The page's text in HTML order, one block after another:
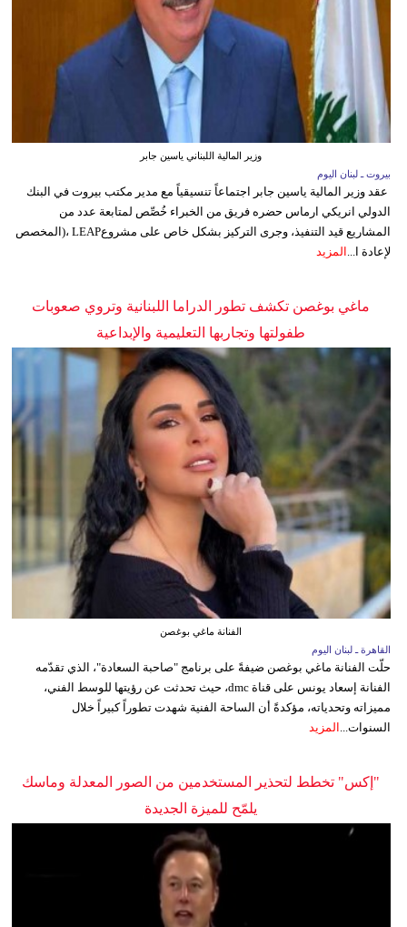
وزير المالية اللبناني ياسين جابر
بيروت ـ لبنان اليوم
عقد وزير المالية ياسين جابر اجتماعاً تنسيقياً مع مدير مكتب بيروت في البنك
الدولي انريكي ارماس حضره فريق من الخبراء خُصِّص لمتابعة عدد من
المشاريع قيد التنفيذ، وجرى التركيز بشكل خاص على مشروعLEAP ،(المخصص
لإعادة ا... المزيد
ماغي بوغصن تكشف تطور الدراما اللبنانية وتروي صعوبات
طفولتها وتجاربها التعليمية والإبداعية
الفنانة ماغي بوغصن
القاهرة ـ لبنان اليوم
حلّت الفنانة ماغي بوغصن ضيفةً على برنامج "صاحبة السعادة"، الذي تقدّمه
الفنانة إسعاد يونس على قناة dmc، حيث تحدثت عن رؤيتها للوسط الفني،
مميزاته وتحدياته، مؤكدةً أن الساحة الفنية شهدت تطوراً كبيراً خلال
السنوات... المزيد
"إكس" تخطط لتحذير المستخدمين من الصور المعدلة وماسك
يلمّح للميزة الجديدة